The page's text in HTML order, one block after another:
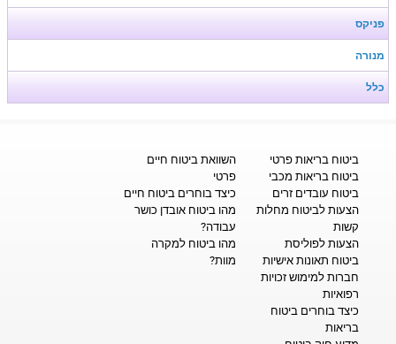
פניקס
מנורה
כלל
ביטוח בריאות פרטי
ביטוח בריאות מכבי
ביטוח עובדים זרים
הצעות לביטוח מחלות
קשות
הצעות לפוליסת
ביטוח תאונות אישיות
חברות למימוש זכויות
רפואיות
כיצד בוחרים ביטוח
בריאות
השוואת ביטוח חיים
פרטי
כיצד בוחרים ביטוח חיים
מהו ביטוח אובדן כושר
עבודה?
מהו ביטוח למקרה
מוות?